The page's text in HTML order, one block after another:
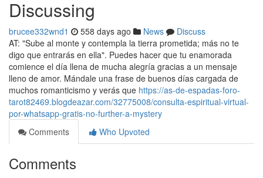
Discussing
brucee332wnd1 558 days ago News
Discuss
AT: "Sube al monte y contempla la tierra prometida; más no te
digo que entrarás en ella". Puedes hacer que tu enamorada
comience el día llena de mucha alegría gracias a un mensaje
lleno de amor. Mándale una frase de buenos días cargada de
muchos romanticismo y verás que https://as-de-espadas-foro-
tarot82469.blogdeazar.com/32775008/consulta-espiritual-virtual-
por-whatsapp-gratis-no-further-a-mystery
Comments
Who Upvoted
Comments